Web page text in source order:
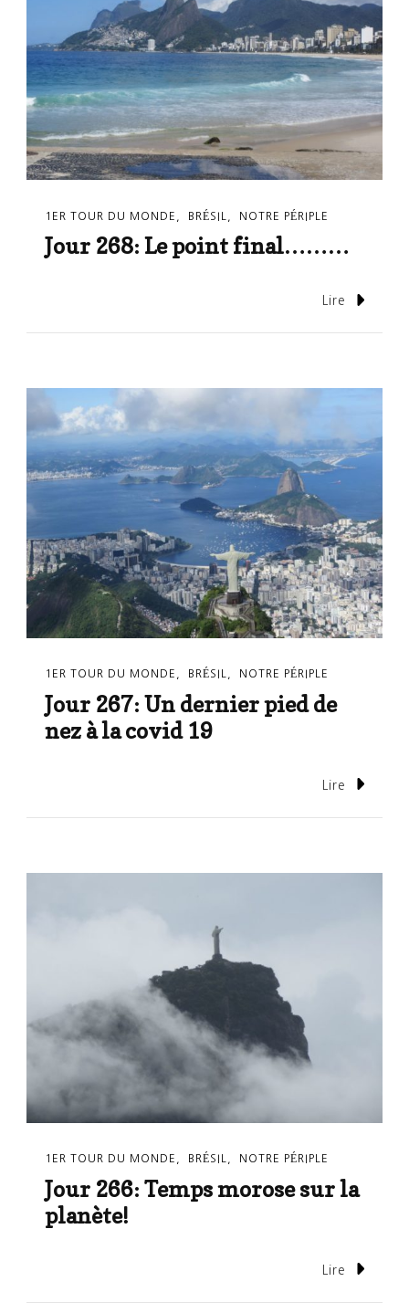
1ER TOUR DU MONDE BRÉSIL NOTRE PÉRIPLE
Jour 268: Le point final………
Lire
1ER TOUR DU MONDE BRÉSIL NOTRE PÉRIPLE
Jour 267: Un dernier pied de
nez à la covid 19
Lire
1ER TOUR DU MONDE BRÉSIL NOTRE PÉRIPLE
Jour 266: Temps morose sur la
planète!
Lire